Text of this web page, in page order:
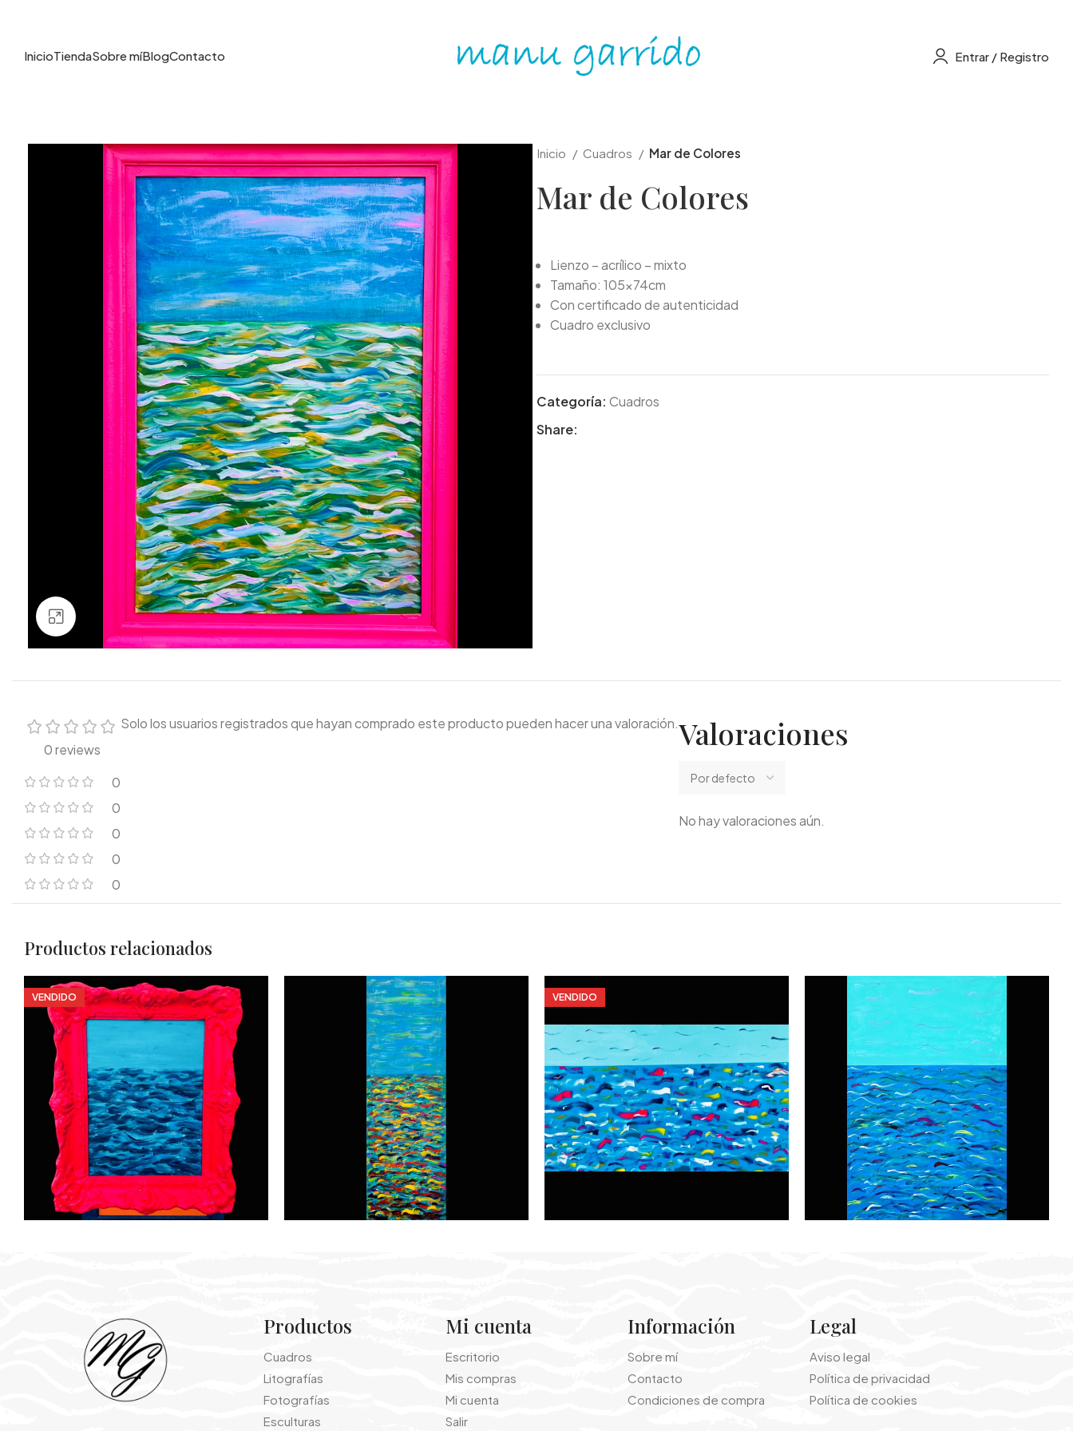
InicioTiendaSobre míBlogContacto Entrar / Registro
Clic para ampliar
Inicio Cuadros Mar de Colores
Mar de Colores
Lienzo – acrílico – mixto
Tamaño: 105x74cm
Con certificado de autenticidad
Cuadro exclusivo
Categoría: Cuadros
Share:
0 reviews
0
0
0
0
0
Valoraciones
No hay valoraciones aún.
Solo los usuarios registrados que hayan comprado este producto pueden hacer una valoración.
Productos relacionados
VENDIDO VENDIDO
Productos
Cuadros
Litografías
Fotografías
Esculturas
Mi cuenta
Escritorio
Mis compras
Mi cuenta
Salir
Información
Sobre mí
Contacto
Condiciones de compra
Legal
Aviso legal
Política de privacidad
Política de cookies